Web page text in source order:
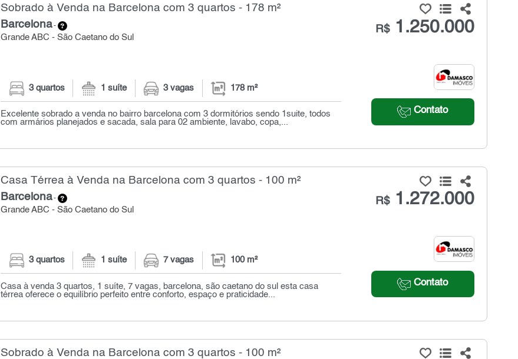
Sobrado à Venda na Barcelona com 3 quartos - 178 m²
Barcelona-
Grande ABC - São Caetano do Sul
R$1.250.000
Contato
3 quartos 1 suíte 3 vagas 178 m²
Excelente sobrado a venda no bairro barcelona com 3 dormitórios sendo 1suite, todos
com armários planejados e sacada, sala para 02 ambiente, lavabo, copa,...
Casa Térrea à Venda na Barcelona com 3 quartos - 100 m²
Barcelona-
Grande ABC - São Caetano do Sul
R$1.272.000
Contato
3 quartos 1 suíte 7 vagas 100 m²
Casa à venda 3 quartos, 1 suíte, 7 vagas, barcelona, são caetano do sul esta casa
térrea oferece o equilíbrio perfeito entre conforto, espaço e praticidade...
Sobrado à Venda na Barcelona com 3 quartos - 100 m²